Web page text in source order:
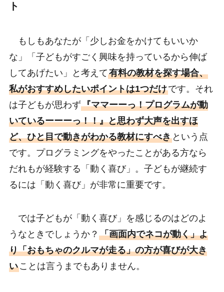
ト
もしもあなたが「少しお金をかけてもいいか
な」「子どもがすごく興味を持っているから伸ば
してあげたい」と考えて有料の教材を探す場合、
私がおすすめしたいポイントは1つだけです。それ
は子どもが思わず『ママーーっ！プログラムが動
いているーーーっ！！』と思わず大声を出すほ
ど、ひと目で動きがわかる教材にすべきという点
です。プログラミングをやったことがある方なら
だれもが経験する「動く喜び」。子どもが継続す
るには「動く喜び」が非常に重要です。
では子どもが「動く喜び」を感じるのはどのよ
うなときでしょうか？ 「画面内でネコが動く」よ
り「おもちゃのクルマが走る」の方が喜びが大き
いことは言うまでもありません。